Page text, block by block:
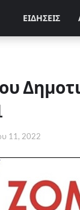
ΕΙΔΗΣΕΙΣ
11, 2022